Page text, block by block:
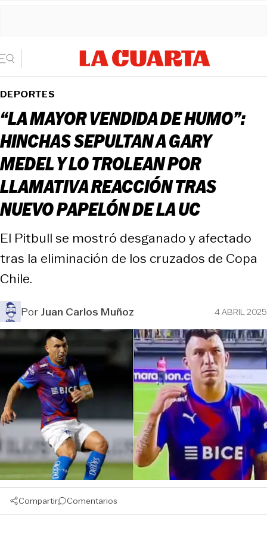
DEPORTES
“LA MAYOR VENDIDA DE HUMO”:
HINCHAS SEPULTAN A GARY
MEDEL Y LO TROLEAN POR
LLAMATIVA REACCIÓN TRAS
NUEVO PAPELÓN DE LA UC
El Pitbull se mostró desganado y afectado
tras la eliminación de los cruzados de Copa
Chile.
PorJuan Carlos Muñoz 4 ABRIL 2025
Compartir Comentarios